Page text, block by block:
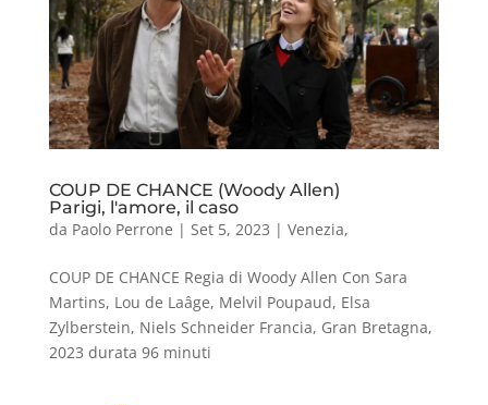
COUP DE CHANCE (Woody Allen)
Parigi, l'amore, il caso
da Paolo Perrone | Set 5, 2023 | Venezia,
COUP DE CHANCE Regia di Woody Allen Con Sara
Martins, Lou de Laâge, Melvil Poupaud, Elsa
Zylberstein, Niels Schneider Francia, Gran Bretagna,
2023 durata 96 minuti